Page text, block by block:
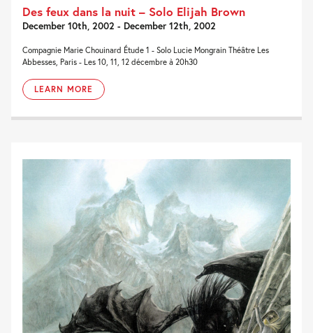
Des feux dans la nuit – Solo Elijah Brown
December 10th, 2002 - December 12th, 2002
Compagnie Marie Chouinard Étude 1 - Solo Lucie Mongrain Théâtre Les
Abbesses, Paris - Les 10, 11, 12 décembre à 20h30
LEARN MORE